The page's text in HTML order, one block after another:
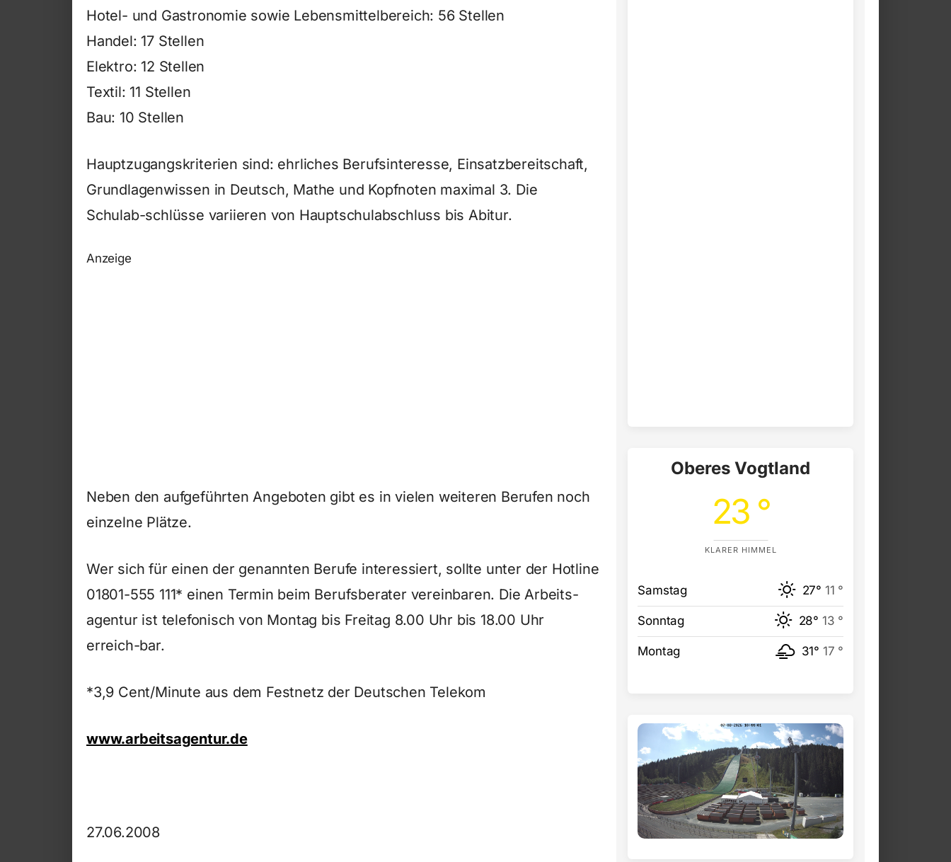
Hotel- und Gastronomie sowie Lebensmittelbereich: 56 Stellen
Handel: 17 Stellen
Elektro: 12 Stellen
Textil: 11 Stellen
Bau: 10 Stellen
Hauptzugangskriterien sind: ehrliches Berufsinteresse, Einsatzbereitschaft,
Grundlagenwissen in Deutsch, Mathe und Kopfnoten maximal 3. Die
Schulab-schlüsse variieren von Hauptschulabschluss bis Abitur.
Anzeige
Neben den aufgeführten Angeboten gibt es in vielen weiteren Berufen noch
einzelne Plätze.
Wer sich für einen der genannten Berufe interessiert, sollte unter der Hotline
01801-555 111* einen Termin beim Berufsberater vereinbaren. Die Arbeits-
agentur ist telefonisch von Montag bis Freitag 8.00 Uhr bis 18.00 Uhr
erreich-bar.
*3,9 Cent/Minute aus dem Festnetz der Deutschen Telekom
www.arbeitsagentur.de
27.06.2008
Oberes Vogtland
23 °
KLARER HIMMEL
Samstag 27° 11 °
Sonntag 28° 13 °
Montag 31° 17 °